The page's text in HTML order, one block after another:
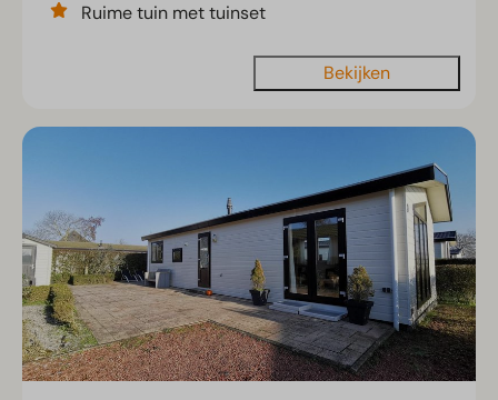
Ruime tuin met tuinset
Bekijken